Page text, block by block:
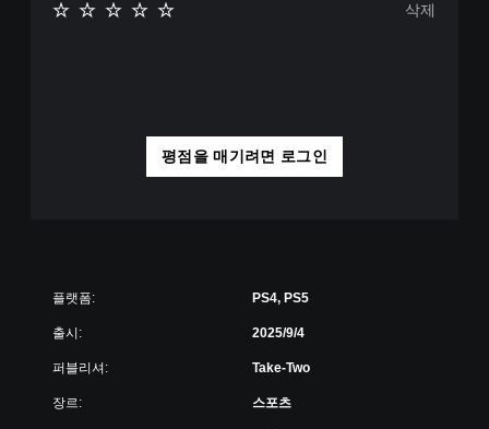
평점을 매기려면 로그인
삭제
플랫폼: PS4, PS5
출시: 2025/9/4
퍼블리셔: Take-Two
장르: 스포츠